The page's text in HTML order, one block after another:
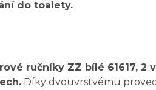
do toalety.
ručníky ZZ bílé 61617, 2
Díky dvouvrstvému